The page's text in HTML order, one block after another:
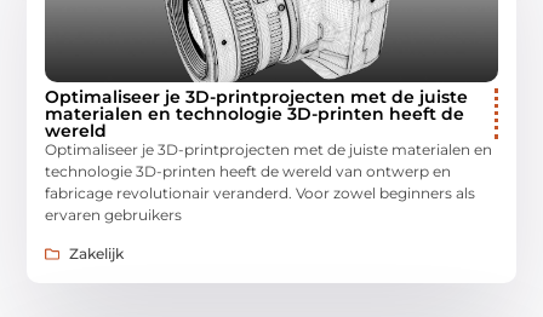
Optimaliseer je 3D-printprojecten met de juiste
materialen en technologie 3D-printen heeft de
wereld
Optimaliseer je 3D-printprojecten met de juiste materialen en
technologie 3D-printen heeft de wereld van ontwerp en
fabricage revolutionair veranderd. Voor zowel beginners als
ervaren gebruikers
Zakelijk